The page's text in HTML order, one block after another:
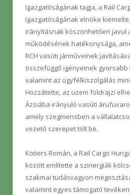
Igazgatóságának tagja, a Rail
Igazgatóságának elnöke
irányításnak köszönhetően javul
működésének hatékonysága,
RCH vasúti járműveinek
összefüggő igényeinek
valamint az ügyfélkiszolgálás
Hozzátette, az üzem földrajzi
Ázsiába irányuló vasúti
amely szegmensben a
vezető szerepet tölt be.
Kotiers Román, a Rail Cargo
között említette a szinergiák
szakmai tudásvagyon
valamint egyes támogató